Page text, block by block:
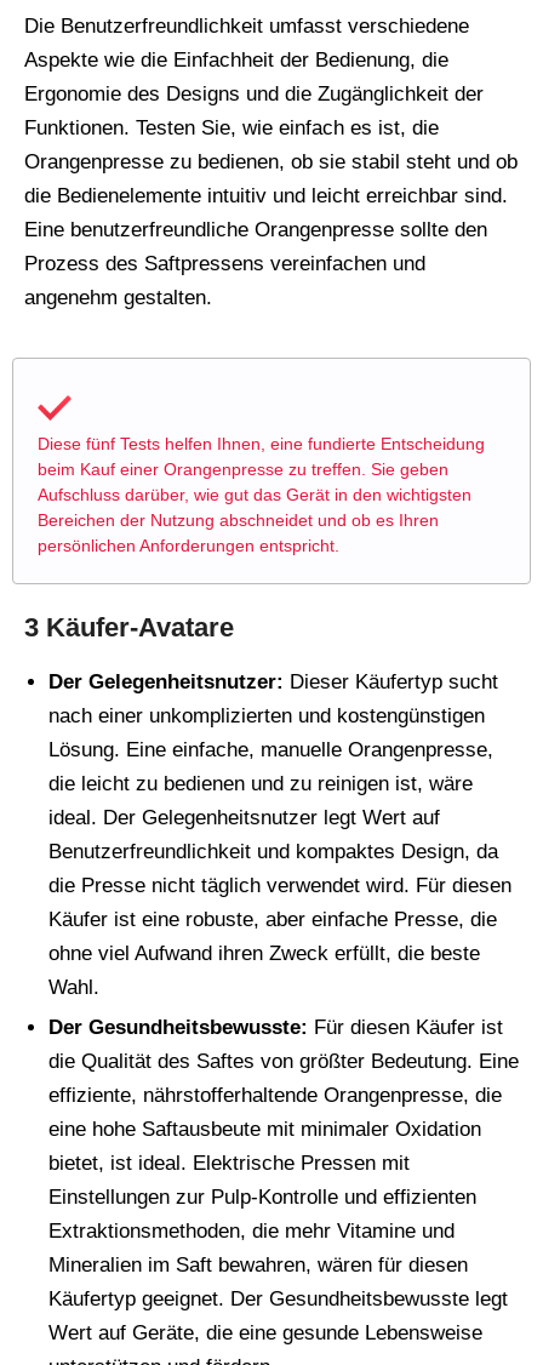
Die Benutzerfreundlichkeit umfasst verschiedene
Aspekte wie die Einfachheit der Bedienung, die
Ergonomie des Designs und die Zugänglichkeit der
Funktionen. Testen Sie, wie einfach es ist, die
Orangenpresse zu bedienen, ob sie stabil steht und ob
die Bedienelemente intuitiv und leicht erreichbar sind.
Eine benutzerfreundliche Orangenpresse sollte den
Prozess des Saftpressens vereinfachen und
angenehm gestalten.
Diese fünf Tests helfen Ihnen, eine fundierte Entscheidung
beim Kauf einer Orangenpresse zu treffen. Sie geben
Aufschluss darüber, wie gut das Gerät in den wichtigsten
Bereichen der Nutzung abschneidet und ob es Ihren
persönlichen Anforderungen entspricht.
3 Käufer-Avatare
Der Gelegenheitsnutzer: Dieser Käufertyp sucht
nach einer unkomplizierten und kostengünstigen
Lösung. Eine einfache, manuelle Orangenpresse,
die leicht zu bedienen und zu reinigen ist, wäre
ideal. Der Gelegenheitsnutzer legt Wert auf
Benutzerfreundlichkeit und kompaktes Design, da
die Presse nicht täglich verwendet wird. Für diesen
Käufer ist eine robuste, aber einfache Presse, die
ohne viel Aufwand ihren Zweck erfüllt, die beste
Wahl.
Der Gesundheitsbewusste: Für diesen Käufer ist
die Qualität des Saftes von größter Bedeutung. Eine
effiziente, nährstofferhaltende Orangenpresse, die
eine hohe Saftausbeute mit minimaler Oxidation
bietet, ist ideal. Elektrische Pressen mit
Einstellungen zur Pulp-Kontrolle und effizienten
Extraktionsmethoden, die mehr Vitamine und
Mineralien im Saft bewahren, wären für diesen
Käufertyp geeignet. Der Gesundheitsbewusste legt
Wert auf Geräte, die eine gesunde Lebensweise